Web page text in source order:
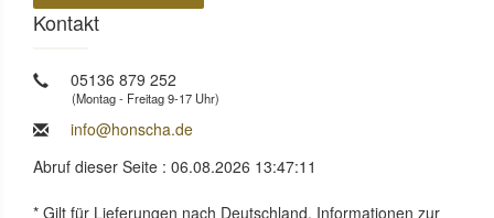
Kontakt
05136 879 252
(Montag - Freitag 9-17 Uhr)
info@honscha.de
Abruf dieser Seite : 06.08.2026 13:47:11
* Gilt für Lieferungen nach Deutschland. Informationen zur